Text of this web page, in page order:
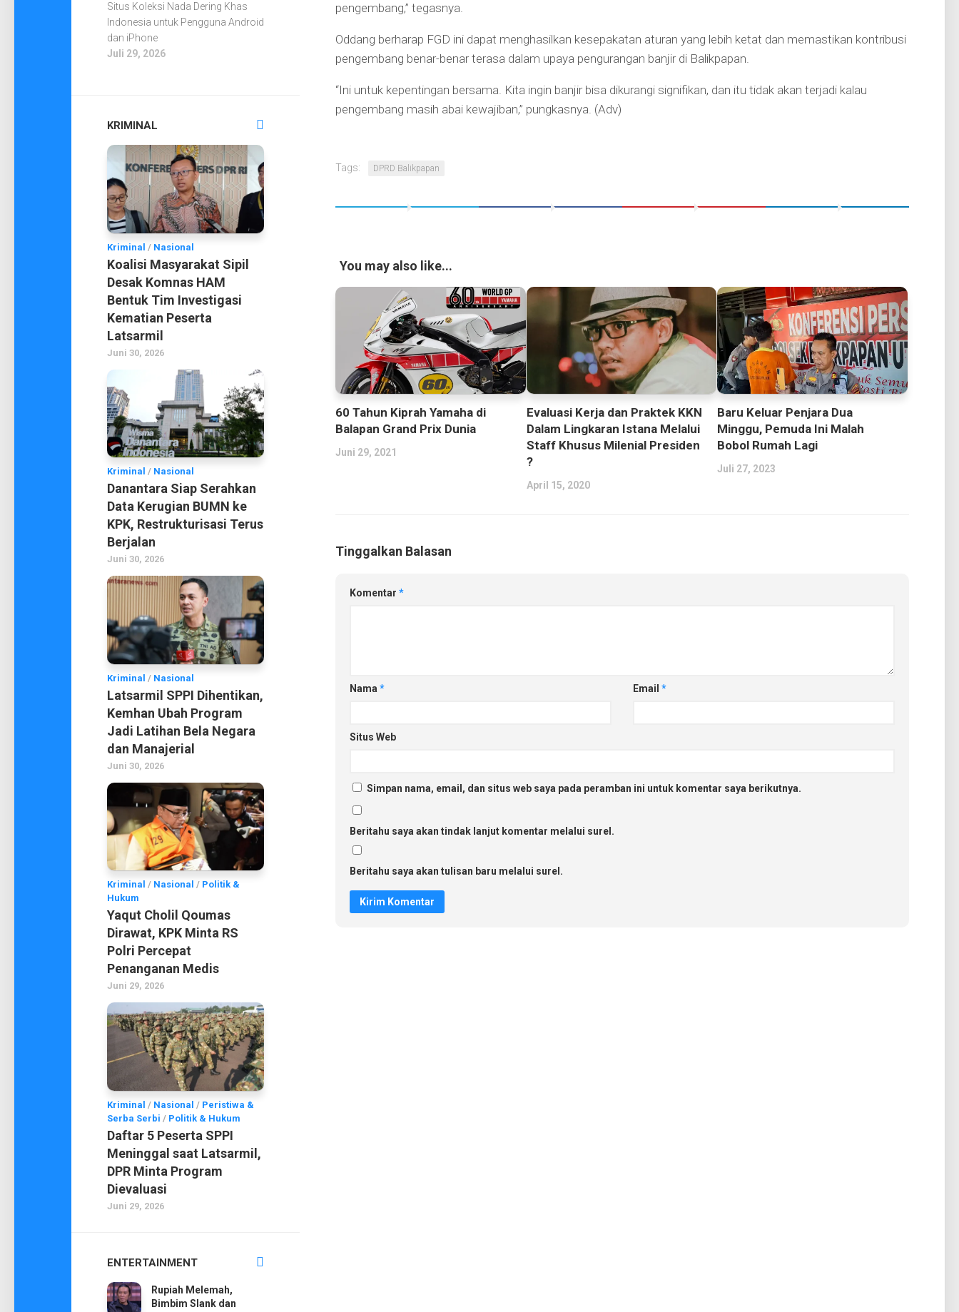
pengembang,” tegasnya.
Oddang berharap FGD ini dapat menghasilkan kesepakatan aturan yang lebih ketat dan memastikan kontribusi
pengembang benar-benar terasa dalam upaya pengurangan banjir di Balikpapan.
“Ini untuk kepentingan bersama. Kita ingin banjir bisa dikurangi signifikan, dan itu tidak akan terjadi kalau
pengembang masih abai kewajiban,” pungkasnya. (Adv)
Tags: DPRD Balikpapan
You may also like...
60 Tahun Kiprah Yamaha di
Balapan Grand Prix Dunia
Juni 29, 2021
Evaluasi Kerja dan Praktek KKN
Dalam Lingkaran Istana Melalui
Staff Khusus Milenial Presiden
?
April 15, 2020
Baru Keluar Penjara Dua
Minggu, Pemuda Ini Malah
Bobol Rumah Lagi
Juli 27, 2023
Tinggalkan Balasan
Komentar *
Nama * Email*
Situs Web
Simpan nama, email, dan situs web saya pada peramban ini untuk komentar saya berikutnya.
Beritahu saya akan tindak lanjut komentar melalui surel.
Beritahu saya akan tulisan baru melalui surel.
Situs Koleksi Nada Dering Khas
Indonesia untuk Pengguna Android
dan iPhone
Juli 29, 2026
KRIMINAL
Kriminal / Nasional
Koalisi Masyarakat Sipil
Desak Komnas HAM
Bentuk Tim Investigasi
Kematian Peserta
Latsarmil
Juni 30, 2026
Kriminal / Nasional
Danantara Siap Serahkan
Data Kerugian BUMN ke
KPK, Restrukturisasi Terus
Berjalan
Juni 30, 2026
Kriminal / Nasional
Latsarmil SPPI Dihentikan,
Kemhan Ubah Program
Jadi Latihan Bela Negara
dan Manajerial
Juni 30, 2026
Kriminal / Nasional / Politik &
Hukum
Yaqut Cholil Qoumas
Dirawat, KPK Minta RS
Polri Percepat
Penanganan Medis
Juni 29, 2026
Kriminal / Nasional / Peristiwa &
Serba Serbi / Politik & Hukum
Daftar 5 Peserta SPPI
Meninggal saat Latsarmil,
DPR Minta Program
Dievaluasi
Juni 29, 2026
ENTERTAINMENT
Rupiah Melemah,
Bimbim Slank dan